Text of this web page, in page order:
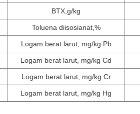
BTX,g/kg
Toluena diisosianat,%
Logam berat larut, mg/kg Pb
Logam berat larut, mg/kg Cd
Logam berat larut, mg/kg Cr
Logam berat larut, mg/kg Hg